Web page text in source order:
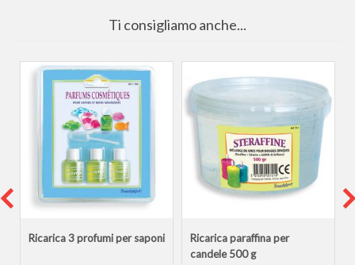
Ti consigliamo anche...
Ricarica 3 profumi per saponi
Ricarica paraffina per
candele 500 g